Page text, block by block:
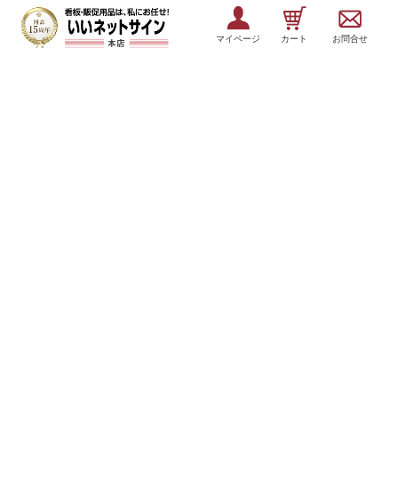
マイページ カート お問合せ